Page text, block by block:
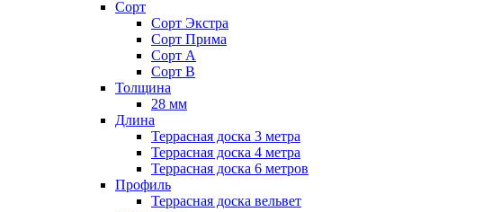
Сорт
Сорт Экстра
Сорт Прима
Сорт А
Сорт В
Толщина
28 мм
Длина
Террасная доска 3 метра
Террасная доска 4 метра
Террасная доска 6 метров
Профиль
Террасная доска вельвет